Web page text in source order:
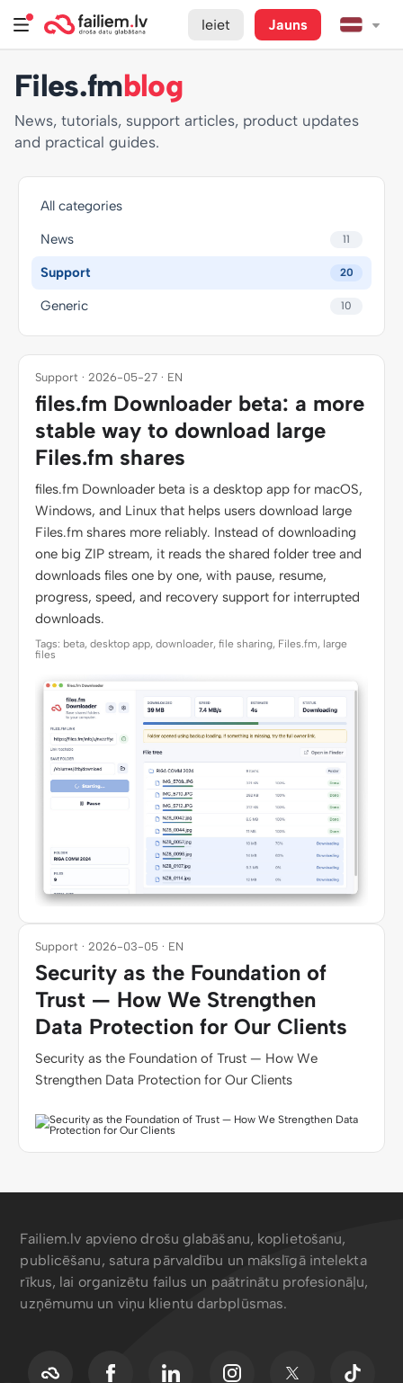
Ieiet Jauns
Files.fmblog
News, tutorials, support articles, product updates
and practical guides.
All categories
News 11
Support 20
Generic 10
Support · 2026-05-27 · EN
files.fm Downloader beta: a more
stable way to download large
Files.fm shares
files.fm Downloader beta is a desktop app for macOS,
Windows, and Linux that helps users download large
Files.fm shares more reliably. Instead of downloading
one big ZIP stream, it reads the shared folder tree and
downloads files one by one, with pause, resume,
progress, speed, and recovery support for interrupted
downloads.
Tags: beta, desktop app, downloader, file sharing, Files.fm, large
files
Support · 2026-03-05 · EN
Security as the Foundation of
Trust — How We Strengthen
Data Protection for Our Clients
Security as the Foundation of Trust — How We
Strengthen Data Protection for Our Clients
Failiem.lv apvieno drošu glabāšanu, koplietošanu,
publicēšanu, satura pārvaldību un mākslīgā intelekta
rīkus, lai organizētu failus un paātrinātu profesionāļu,
uzņēmumu un viņu klientu darbplūsmas.